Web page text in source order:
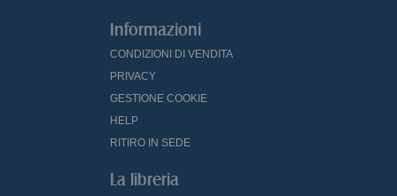
Informazioni
CONDIZIONI DI VENDITA
PRIVACY
GESTIONE COOKIE
HELP
RITIRO IN SEDE
La libreria